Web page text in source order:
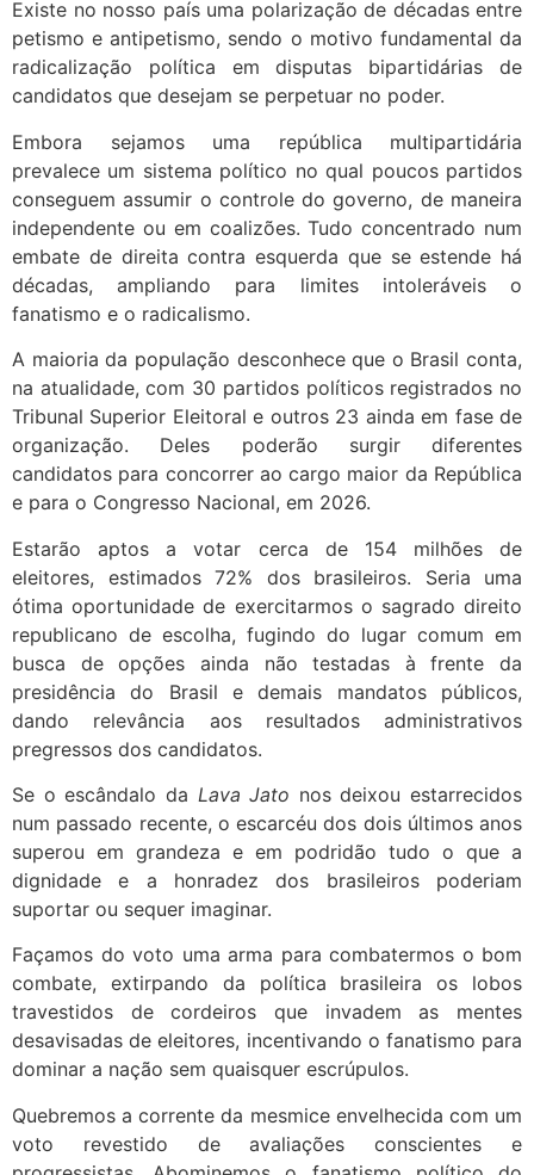
Existe no nosso país uma polarização de décadas entre
petismo e antipetismo, sendo o motivo fundamental da
radicalização política em disputas bipartidárias de
candidatos que desejam se perpetuar no poder.
Embora sejamos uma república multipartidária
prevalece um sistema político no qual poucos partidos
conseguem assumir o controle do governo, de maneira
independente ou em coalizões. Tudo concentrado num
embate de direita contra esquerda que se estende há
décadas, ampliando para limites intoleráveis o
fanatismo e o radicalismo.
A maioria da população desconhece que o Brasil conta,
na atualidade, com 30 partidos políticos registrados no
Tribunal Superior Eleitoral e outros 23 ainda em fase de
organização. Deles poderão surgir diferentes
candidatos para concorrer ao cargo maior da República
e para o Congresso Nacional, em 2026.
Estarão aptos a votar cerca de 154 milhões de
eleitores, estimados 72% dos brasileiros. Seria uma
ótima oportunidade de exercitarmos o sagrado direito
republicano de escolha, fugindo do lugar comum em
busca de opções ainda não testadas à frente da
presidência do Brasil e demais mandatos públicos,
dando relevância aos resultados administrativos
pregressos dos candidatos.
Se o escândalo da Lava Jato nos deixou estarrecidos
num passado recente, o escarcéu dos dois últimos anos
superou em grandeza e em podridão tudo o que a
dignidade e a honradez dos brasileiros poderiam
suportar ou sequer imaginar.
Façamos do voto uma arma para combatermos o bom
combate, extirpando da política brasileira os lobos
travestidos de cordeiros que invadem as mentes
desavisadas de eleitores, incentivando o fanatismo para
dominar a nação sem quaisquer escrúpulos.
Quebremos a corrente da mesmice envelhecida com um
voto revestido de avaliações conscientes e